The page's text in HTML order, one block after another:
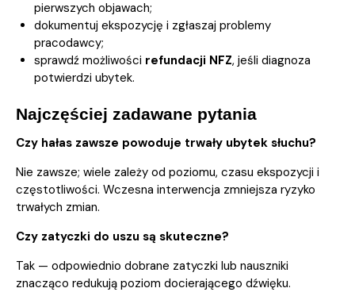
pierwszych objawach;
dokumentuj ekspozycję i zgłaszaj problemy
pracodawcy;
sprawdź możliwości refundacji NFZ, jeśli diagnoza
potwierdzi ubytek.
Najczęściej zadawane pytania
Czy hałas zawsze powoduje trwały ubytek słuchu?
Nie zawsze; wiele zależy od poziomu, czasu ekspozycji i
częstotliwości. Wczesna interwencja zmniejsza ryzyko
trwałych zmian.
Czy zatyczki do uszu są skuteczne?
Tak — odpowiednio dobrane zatyczki lub nauszniki
znacząco redukują poziom docierającego dźwięku.